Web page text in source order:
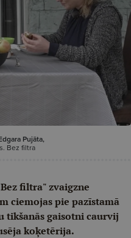
Pujāta,
Bez filtra
filtra" zvaigzne
ciemojas pie pazīstamā
tikšanās gaisotni caurvij
koķetērija.